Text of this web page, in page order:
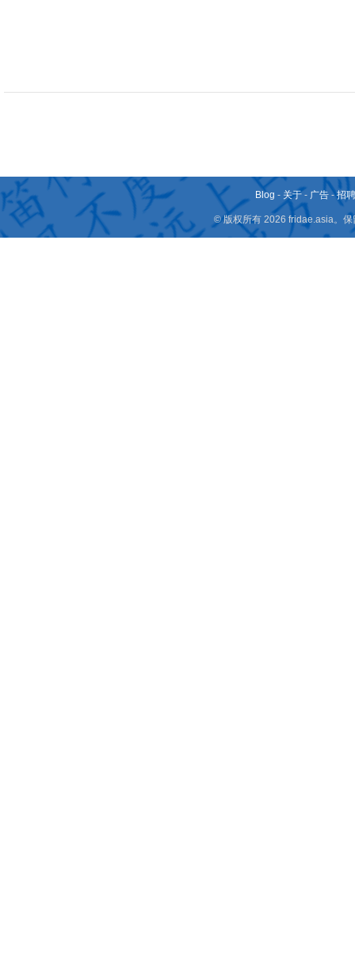
Blog - 关于 - 广告 -招
© 版权所有 2026 fridae.asia。